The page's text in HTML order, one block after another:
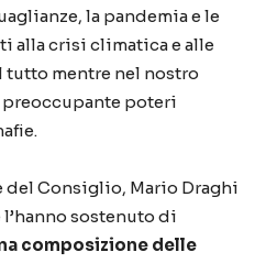
la pandemia e le
alla crisi climatica e alle
tutto mentre nel nostro
preoccupante poteri
del Consiglio, Mario Draghi
sostenuto di
composizione delle